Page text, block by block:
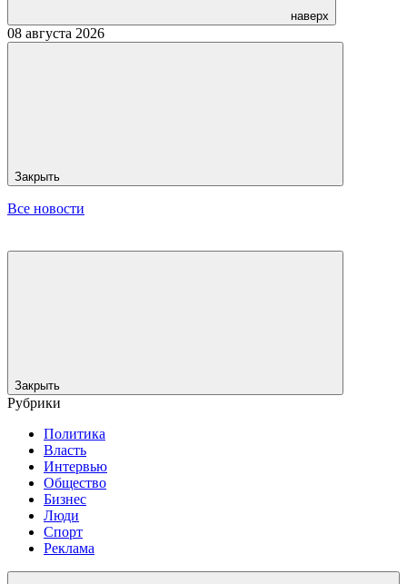
наверх
08 августа 2026
Закрыть
Все новости
Закрыть
Рубрики
Политика
Власть
Интервью
Общество
Бизнес
Люди
Спорт
Реклама